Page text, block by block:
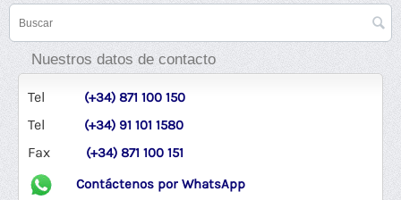
Nuestros datos de contacto
Tel (+34) 871 100 150
Tel (+34) 91 101 1580
Fax (+34) 871 100 151
Contáctenos por WhatsApp